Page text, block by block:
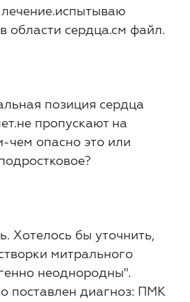
области сердца.см файл.
позиция сердца
пропускают на
чем опасно это или
Хотелось бы уточнить,
митрального
неоднородны".
поставлен диагноз: ПМК